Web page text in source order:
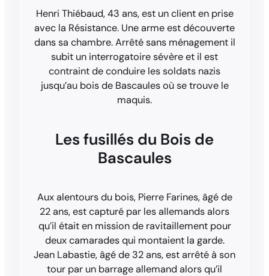
Henri Thiébaud, 43 ans, est un client en prise
avec la Résistance. Une arme est découverte
dans sa chambre. Arrêté sans ménagement il
subit un interrogatoire sévère et il est
contraint de conduire les soldats nazis
jusqu’au bois de Bascaules où se trouve le
maquis.
Les fusillés du Bois de
Bascaules
Aux alentours du bois, Pierre Farines, âgé de
22 ans, est capturé par les allemands alors
qu’il était en mission de ravitaillement pour
deux camarades qui montaient la garde.
Jean Labastie, âgé de 32 ans, est arrêté à son
tour par un barrage allemand alors qu’il